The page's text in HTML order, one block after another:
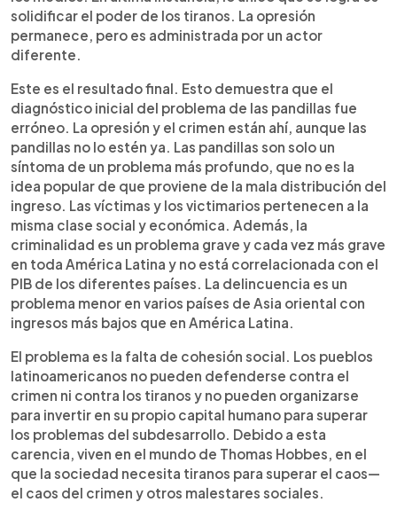
solidificar el poder de los tiranos. La opresión
permanece, pero es administrada por un actor
diferente.
Este es el resultado final. Esto demuestra que el
diagnóstico inicial del problema de las pandillas fue
erróneo. La opresión y el crimen están ahí, aunque las
pandillas no lo estén ya. Las pandillas son solo un
síntoma de un problema más profundo, que no es la
idea popular de que proviene de la mala distribución del
ingreso. Las víctimas y los victimarios pertenecen a la
misma clase social y económica. Además, la
criminalidad es un problema grave y cada vez más grave
en toda América Latina y no está correlacionada con el
PIB de los diferentes países. La delincuencia es un
problema menor en varios países de Asia oriental con
ingresos más bajos que en América Latina.
El problema es la falta de cohesión social. Los pueblos
latinoamericanos no pueden defenderse contra el
crimen ni contra los tiranos y no pueden organizarse
para invertir en su propio capital humano para superar
los problemas del subdesarrollo. Debido a esta
carencia, viven en el mundo de Thomas Hobbes, en el
que la sociedad necesita tiranos para superar el caos—
el caos del crimen y otros malestares sociales.